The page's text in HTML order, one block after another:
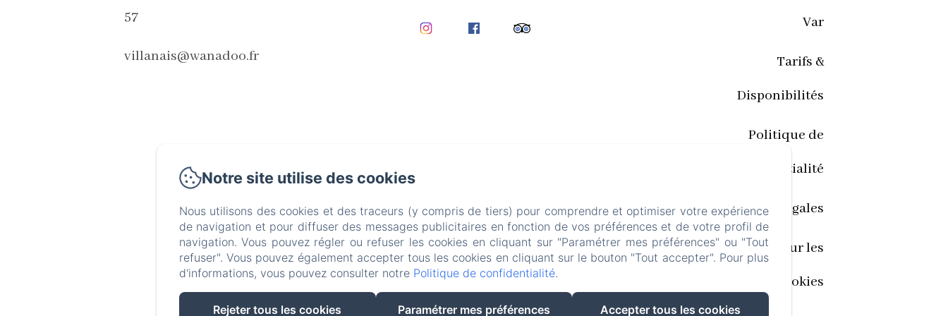
57
villanais@wanadoo.fr
EN
FR
Var
Tarifs &
Disponibilités
Politique de
confidentialité
Informations légales
Informations sur les
cookies
Notre site utilise des cookies
Nous utilisons des cookies et des traceurs (y compris de tiers) pour comprendre et optimiser votre expérience
de navigation et pour diffuser des messages publicitaires en fonction de vos préférences et de votre profil de
navigation. Vous pouvez régler ou refuser les cookies en cliquant sur "Paramétrer mes préférences" ou "Tout
refuser". Vous pouvez également accepter tous les cookies en cliquant sur le bouton "Tout accepter". Pour plus
d'informations, vous pouvez consulter notre Politique de confidentialité.
Rejeter tous les cookies Paramétrer mes préférences Accepter tous les cookies